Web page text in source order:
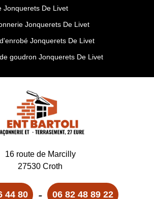
Jonquerets De Livet
Jonquerets De Livet
Jonquerets De Livet
goudron Jonquerets De Livet
16 route de Marcilly
27530 Croth
44 80 - 06 82 48 89 22